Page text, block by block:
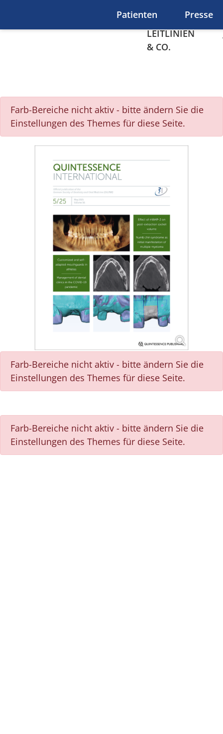
Patienten
Presse
LEITLINIEN
& CO.
Deutsche Zahnärztliche
Farb-Bereiche nicht aktiv - bitte ändern Sie die
Einstellungen des Themes für diese Seite.
Farb-Bereiche nicht aktiv - bitte ändern Sie die
Einstellungen des Themes für diese Seite.
Farb-Bereiche nicht aktiv - bitte ändern Sie die
Einstellungen des Themes für diese Seite.